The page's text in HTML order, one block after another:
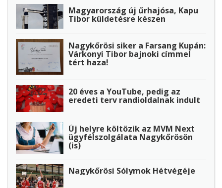
Magyarország új űrhajósa, Kapu
Tibor küldetésre készen
Nagykőrösi siker a Farsang Kupán:
Várkonyi Tibor bajnoki címmel
tért haza!
20 éves a YouTube, pedig az
eredeti terv randioldalnak indult
Új helyre költözik az MVM Next
ügyfélszolgálata Nagykőrösön
(is)
Nagykőrösi Sólymok Hétvégéje